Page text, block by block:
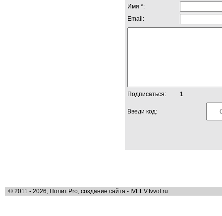
Имя *:
Email:
Подписаться: 1
Введи код:
© 2011 - 2026, Полит.Pro, создание сайта - IVEEV.tvvot.ru